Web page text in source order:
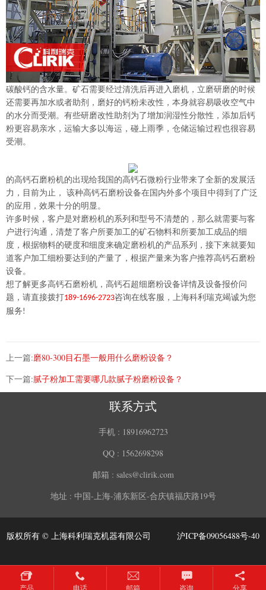
碳酸钙的含水量。矿石需要经过清洗后再进入磨机，立磨研磨的时候
还需要再加水或者助剂，磨好的钙粉未改性，本身就容易吸收空气中
的水分而受潮。有些研磨改性助剂为了增加润湿性分散性，添加后钙
粉更容易亲水，运输大多以海运，碰上雨季，仓储运输过程也很容易
受潮。
的高钙石磨粉机的出现给我国的高钙石微粉行业带来了全新的发展活
力，目前为止，
该种高钙石磨粉设备在国内外多个项目中得到了广泛
的应用，效果十分的明显。
许多时候，客户是对磨粉机的系列和型号不清楚的，那么就需要与客
户进行沟通，清楚了客户所要加工的矿石物料和所要加工成品的细
度，根据物料的硬度和细度来确定磨粉机的产品系列，接下来就要知
道客户加工细粉要达到的产量了，根据产量来为客户推荐高钙石磨粉
设备。
想了解更多高钙石磨粉机， 高钙石超细磨粉设备详情及设备报价问
题，请直接拨打189-1696-2723咨询在线客服，上海科利瑞克竭诚为您
服务!
上一篇:磨80-300目石墨一般用什么磨粉设备？
下一篇:腻子粉加工需要哪几款腻子粉磨粉设备？
联系方式
手机 : 18916962723
QQ : 1562698298
邮箱 : sales@clirik.com
地址 : 中国-上海-浦东新区-合庆镇福庆路19号
版权所有 © 上海科利瑞克机器有限公司 沪ICP备09056488号-40
产品 电话 邮箱 咨询 分享